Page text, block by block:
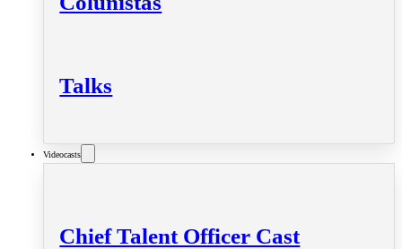
Talks
Videocasts
Chief Talent Officer Cast